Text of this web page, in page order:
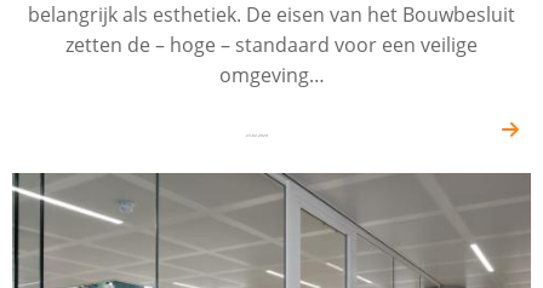
belangrijk als esthetiek. De eisen van het Bouwbesluit
zetten de – hoge – standaard voor een veilige
omgeving…
23-02-2024